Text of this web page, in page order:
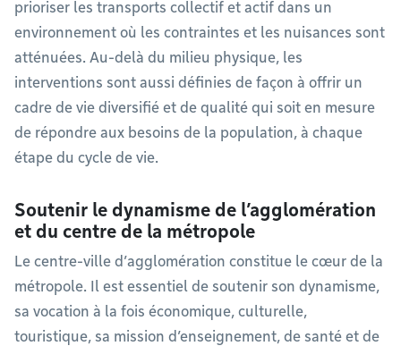
prioriser les transports collectif et actif dans un
environnement où les contraintes et les nuisances sont
atténuées. Au-delà du milieu physique, les
interventions sont aussi définies de façon à offrir un
cadre de vie diversifié et de qualité qui soit en mesure
de répondre aux besoins de la population, à chaque
étape du cycle de vie.
Soutenir le dynamisme de l’agglomération
et du centre de la métropole
Le centre-ville d’agglomération constitue le cœur de la
métropole. Il est essentiel de soutenir son dynamisme,
sa vocation à la fois économique, culturelle,
touristique, sa mission d’enseignement, de santé et de